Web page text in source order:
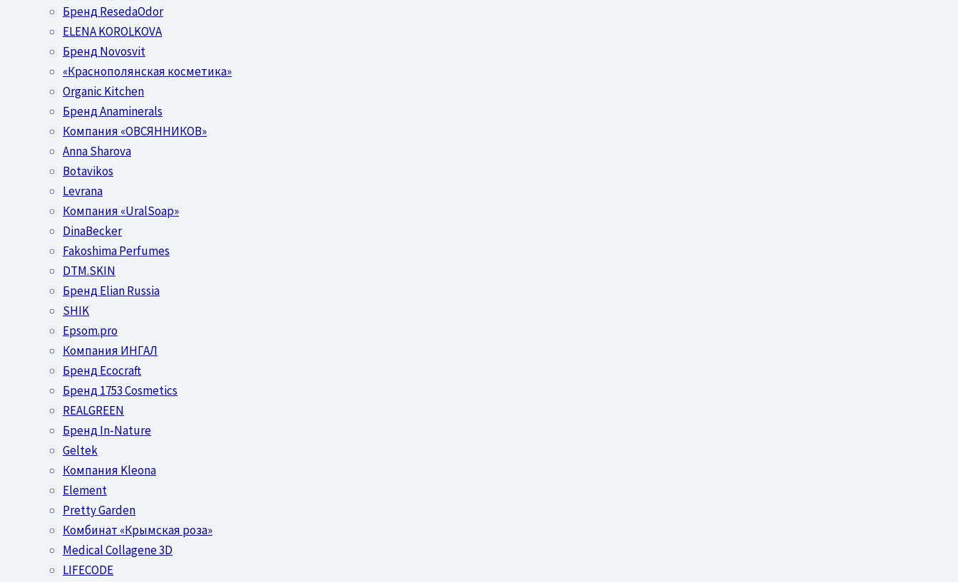
Бренд ResedaOdor
ELENA KOROLKOVA
Бренд Novosvit
«Краснополянская косметика»
Organic Kitchen
Бренд Anaminerals
Компания «ОВСЯННИКОВ»
Anna Sharova
Botavikos
Levrana
Компания «UralSoap»
DinaBecker
Fakoshima Perfumes
DTM.SKIN
Бренд Elian Russia
SHIK
Epsom.pro
Компания ИНГАЛ
Бренд Ecocraft
Бренд 1753 Cosmetics
REALGREEN
Бренд In-Nature
Geltek
Компания Kleona
Element
Pretty Garden
Комбинат «Крымская роза»
Medical Collagene 3D
LIFECODE